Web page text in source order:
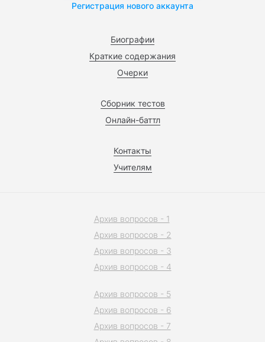
Биографии
Краткие содержания
Очерки
Сборник тестов
Онлайн-баттл
Контакты
Учителям
Регистрация нового аккаунта
Архив вопросов - 1
Архив вопросов - 2
Архив вопросов - 3
Архив вопросов - 4
Архив вопросов - 5
Архив вопросов - 6
Архив вопросов - 7